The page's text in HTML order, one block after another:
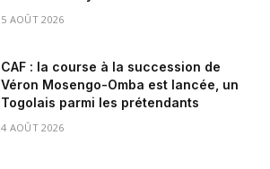
5 AOÛT 2026
CAF : la course à la succession de
Véron Mosengo-Omba est lancée, un
Togolais parmi les prétendants
4 AOÛT 2026